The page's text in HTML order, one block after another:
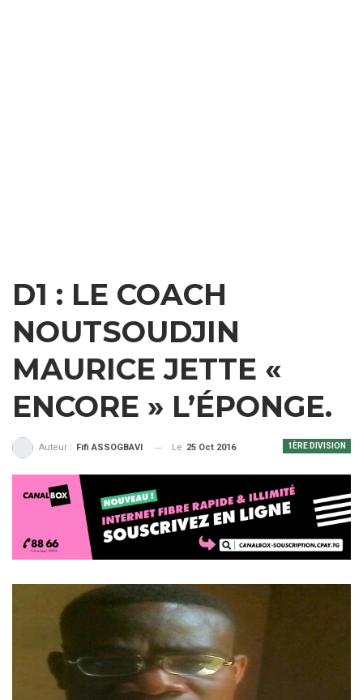
D1 : LE COACH
NOUTSOUDJIN
MAURICE JETTE «
ENCORE » L’ÉPONGE.
1ÈRE DIVISION
Auteur : Fifi ASSOGBAVI Le 25 Oct 2016